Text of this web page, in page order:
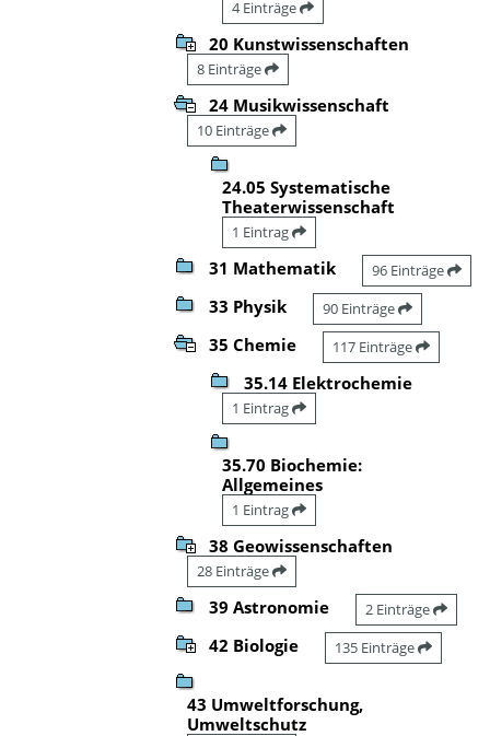
4 Einträge
20 Kunstwissenschaften
8 Einträge
24 Musikwissenschaft
10 Einträge
24.05 Systematische
Theaterwissenschaft
1 Eintrag
31 Mathematik 96 Einträge
33 Physik 90 Einträge
35 Chemie 117 Einträge
35.14 Elektrochemie
1 Eintrag
35.70 Biochemie:
Allgemeines
1 Eintrag
38 Geowissenschaften
28 Einträge
39 Astronomie 2 Einträge
42 Biologie 135 Einträge
43 Umweltforschung,
Umweltschutz